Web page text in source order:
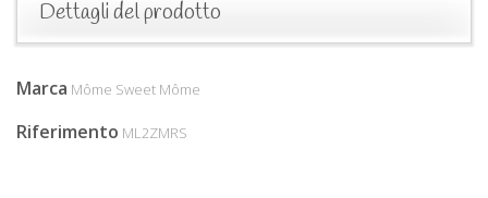
Dettagli del prodotto
Marca Môme Sweet Môme
Riferimento ML2ZMRS